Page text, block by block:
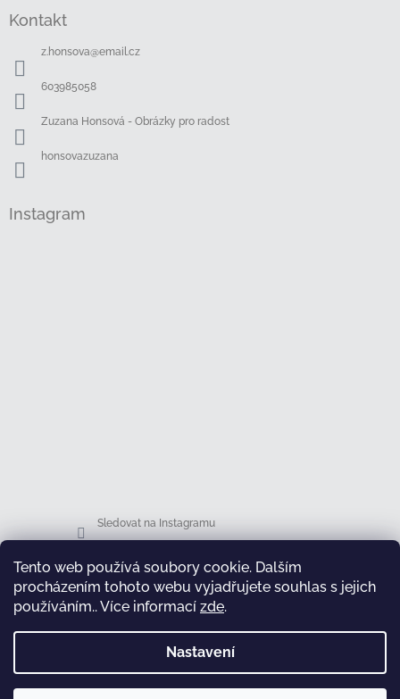
Tento web používá soubory cookie. Dalším
procházením tohoto webu vyjadřujete souhlas s jejich
používáním.. Více informací zde.
Nastavení
Kontakt
z.honsova@email.cz
603985058
Zuzana Honsová - Obrázky pro radost
honsovazuzana
Instagram
Sledovat na Instagramu
Facebook
test